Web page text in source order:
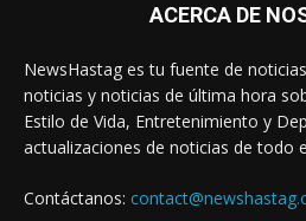
ACERCA DE
NewsHastag es tu fuente de
noticias y noticias de última hora
Estilo de Vida, Entretenimiento y
actualizaciones de noticias de todo
Contáctanos: